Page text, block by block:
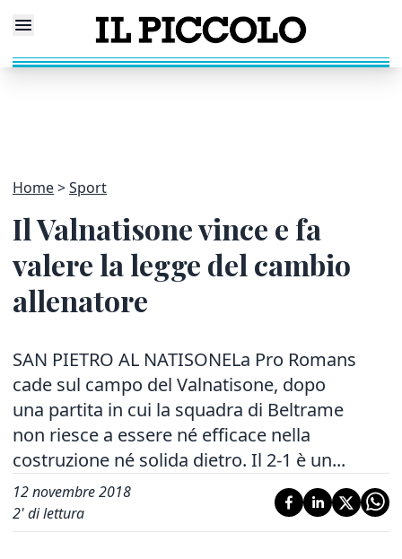
Home Sport
Il Valnatisone vince e fa
valere la legge del cambio
allenatore
SAN PIETRO AL NATISONELa Pro Romans
cade sul campo del Valnatisone, dopo
una partita in cui la squadra di Beltrame
non riesce a essere né efficace nella
costruzione né solida dietro. Il 2-1 è un...
12 novembre 2018
2' di lettura